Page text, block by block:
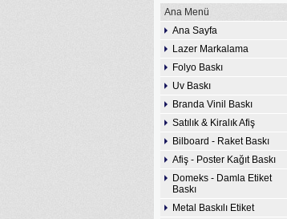
Ana Menü
Ana Sayfa
Lazer Markalama
Folyo Baskı
Uv Baskı
Branda Vinil Baskı
Satılık & Kiralık Afiş
Bilboard - Raket Baskı
Afiş - Poster Kağıt Baskı
Domeks - Damla Etiket
Baskı
Metal Baskılı Etiket